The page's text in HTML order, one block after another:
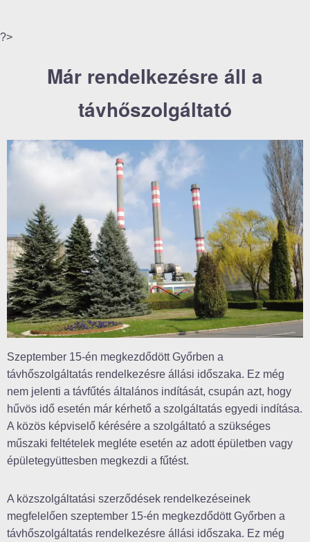
?>
Már rendelkezésre áll a
távhőszolgáltató
Szeptember 15-én megkezdődött Győrben a
távhőszolgáltatás rendelkezésre állási időszaka. Ez még
nem jelenti a távfűtés általános indítását, csupán azt, hogy
hűvös idő esetén már kérhető a szolgáltatás egyedi indítása.
A közös képviselő kérésére a szolgáltató a szükséges
műszaki feltételek megléte esetén az adott épületben vagy
épületegyüttesben megkezdi a fűtést.
A közszolgáltatási szerződések rendelkezéseinek
megfelelően szeptember 15-én megkezdődött Győrben a
távhőszolgáltatás rendelkezésre állási időszaka. Ez még